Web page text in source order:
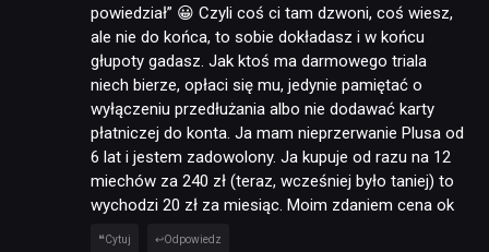
JUŻ GRALIŚMY
SKLEP
powiedział” 😀 Czyli coś ci tam dzwoni, coś wiesz,
ale nie do końca, to sobie dokładasz i w końcu
głupoty gadasz. Jak ktoś ma darmowego triala
niech bierze, opłaci się mu, jedynie pamiętać o
wyłączeniu przedłużania albo nie dodawać karty
płatniczej do konta. Ja mam nieprzerwanie Plusa od
6 lat i jestem zadowolony. Ja kupuje od razu na 12
miechów za 240 zł (teraz, wcześniej było taniej) to
wychodzi 20 zł za miesiąc. Moim zdaniem cena ok
Cytuj Odpowiedz